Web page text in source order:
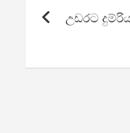
navigation
උඩරට